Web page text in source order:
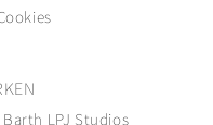
Barth LPJ Studios